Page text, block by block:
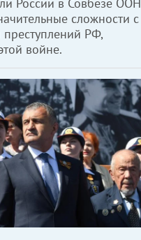
сложности с
РФ,
войне.